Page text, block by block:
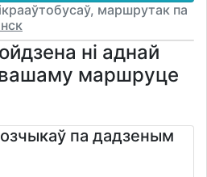
маршрутак па
ні аднай
маршруце
па дадзеным